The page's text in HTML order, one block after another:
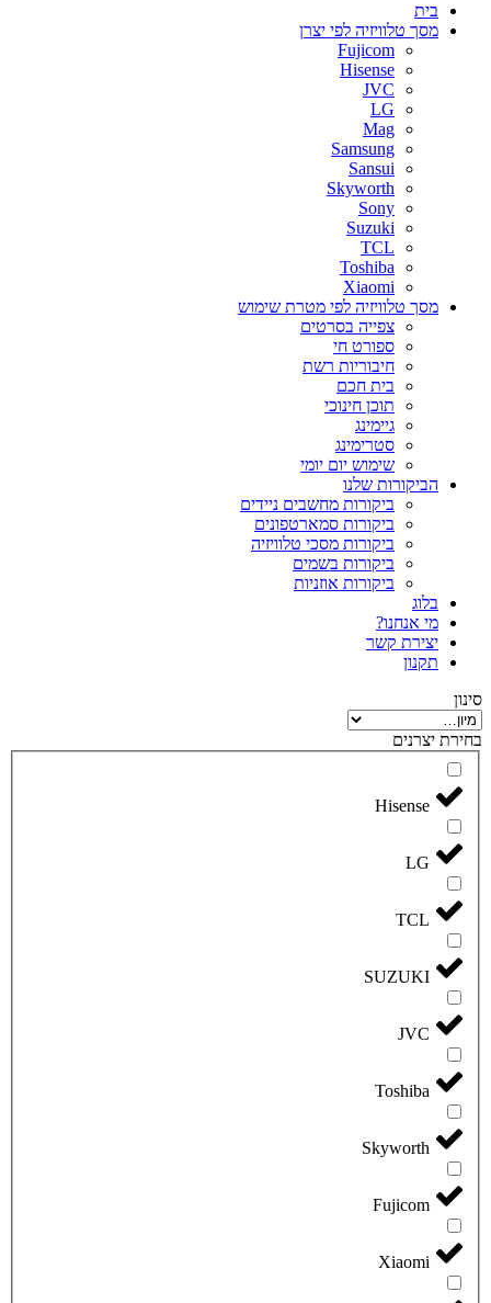
בית
מסך טלוויזיה לפי יצרן
Fujicom
Hisense
JVC
LG
Mag
Samsung
Sansui
Skyworth
Sony
Suzuki
TCL
Toshiba
Xiaomi
מסך טלוויזיה לפי מטרת שימוש
צפייה בסרטים
ספורט חי
חיבוריות רשת
בית חכם
תוכן חינוכי
גיימינג
סטרימינג
שימוש יום יומי
הביקורות שלנו
ביקורות מחשבים ניידים
ביקורות סמארטפונים
ביקורות מסכי טלוויזיה
ביקורות בשמים
ביקורות אוזניות
בלוג
מי אנחנו?
יצירת קשר
תקנון
סינון
בחירת יצרנים
Hisense
LG
TCL
SUZUKI
JVC
Toshiba
Skyworth
Fujicom
Xiaomi